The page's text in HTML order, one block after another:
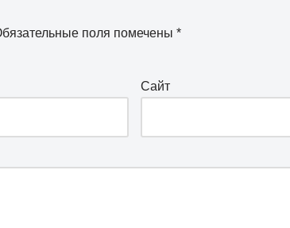
поля помечены *
Сайт